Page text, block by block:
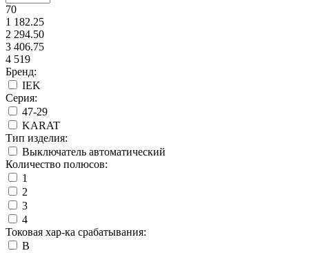
70
1 182.25
2 294.50
3 406.75
4 519
Бренд:
IEK
Серия:
47-29
KARAT
Тип изделия:
Выключатель автоматический
Количество полюсов:
1
2
3
4
Токовая хар-ка срабатывания:
B